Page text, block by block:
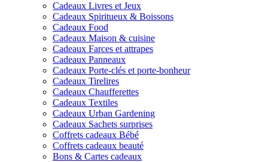
Cadeaux Livres et Jeux
Cadeaux Spiritueux & Boissons
Cadeaux Food
Cadeaux Maison & cuisine
Cadeaux Farces et attrapes
Cadeaux Panneaux
Cadeaux Porte-clés et porte-bonheur
Cadeaux Tirelires
Cadeaux Chaufferettes
Cadeaux Textiles
Cadeaux Urban Gardening
Cadeaux Sachets surprises
Coffrets cadeaux Bébé
Coffrets cadeaux beauté
Bons & Cartes cadeaux